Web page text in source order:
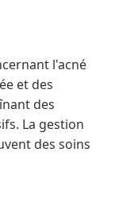
l'acné
et des
des
La gestion
des soins